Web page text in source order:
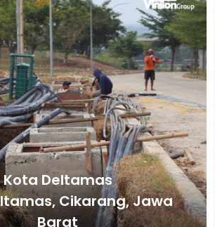
Kota Deltamas
Cikarang, Jawa
Barat